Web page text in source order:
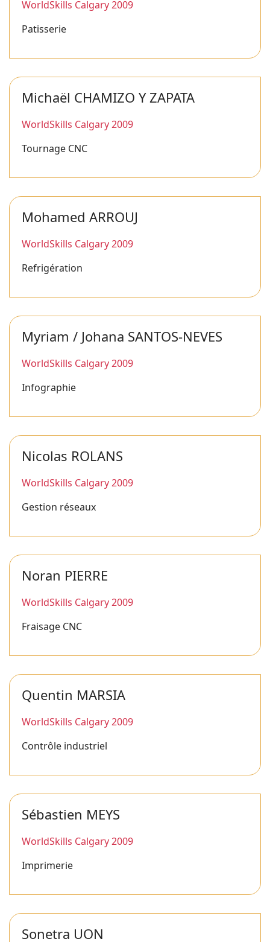
WorldSkills Calgary 2009
Patisserie
Michaël CHAMIZO Y ZAPATA
WorldSkills Calgary 2009
Tournage CNC
Mohamed ARROUJ
WorldSkills Calgary 2009
Refrigération
Myriam / Johana SANTOS-NEVES
WorldSkills Calgary 2009
Infographie
Nicolas ROLANS
WorldSkills Calgary 2009
Gestion réseaux
Noran PIERRE
WorldSkills Calgary 2009
Fraisage CNC
Quentin MARSIA
WorldSkills Calgary 2009
Contrôle industriel
Sébastien MEYS
WorldSkills Calgary 2009
Imprimerie
Sonetra UON